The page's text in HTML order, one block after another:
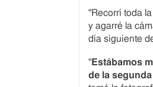
"Recorrí toda
y agarré la
día siguiente
"Estábamos
de la